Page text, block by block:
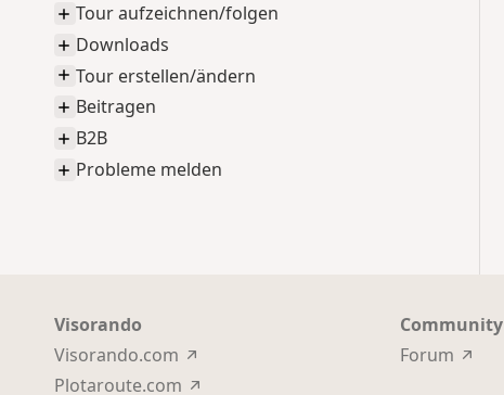
Tour aufzeichnen/folgen
Downloads
Tour erstellen/ändern
Beitragen
B2B
Probleme melden
Visorando
Visorando.com
Plotaroute.com
Community
Forum